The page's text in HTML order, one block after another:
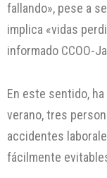
fallando», pese a
implica «vidas
informado CCOO-
En este sentido,
verano, tres
accidentes
fácilmente